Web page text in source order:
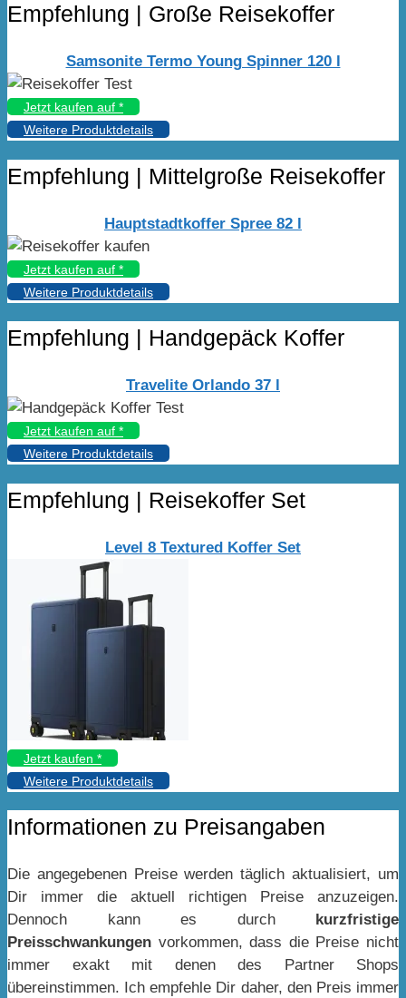
Empfehlung | Große Reisekoffer
Samsonite Termo Young Spinner 120 l
Jetzt kaufen auf *
Weitere Produktdetails
Empfehlung | Mittelgroße Reisekoffer
Hauptstadtkoffer Spree 82 l
Jetzt kaufen auf *
Weitere Produktdetails
Empfehlung | Handgepäck Koffer
Travelite Orlando 37 l
Jetzt kaufen auf *
Weitere Produktdetails
Empfehlung | Reisekoffer Set
Level 8 Textured Koffer Set
Jetzt kaufen *
Weitere Produktdetails
Informationen zu Preisangaben
Die angegebenen Preise werden täglich aktualisiert, um
Dir immer die aktuell richtigen Preise anzuzeigen.
Dennoch kann es durch kurzfristige
Preisschwankungen vorkommen, dass die Preise nicht
immer exakt mit denen des Partner Shops
übereinstimmen. Ich empfehle Dir daher, den Preis immer